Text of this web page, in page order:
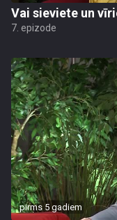
Vai sieviete un
7. epizode
pirms 5 gadiem